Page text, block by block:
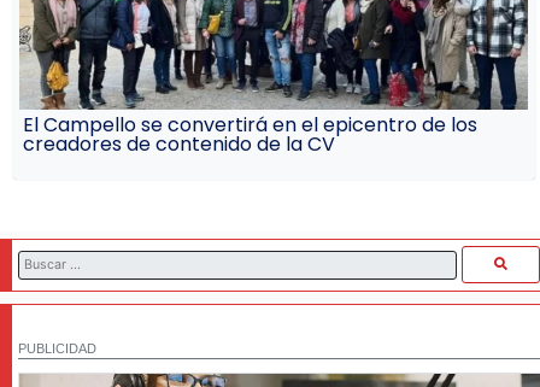
El Campello se convertirá en el epicentro de los
creadores de contenido de la CV
PUBLICIDAD